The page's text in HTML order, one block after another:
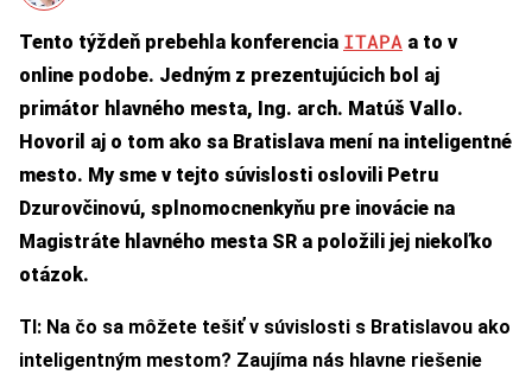
Tento týždeň prebehla konferencia ITAPA a to v
online podobe. Jedným z prezentujúcich bol aj
primátor hlavného mesta, Ing. arch. Matúš Vallo.
Hovoril aj o tom ako sa Bratislava mení na inteligentné
mesto. My sme v tejto súvislosti oslovili Petru
Dzurovčinovú, splnomocnenkyňu pre inovácie na
Magistráte hlavného mesta SR a položili jej niekoľko
otázok.
TI: Na čo sa môžete tešiť v súvislosti s Bratislavou ako
inteligentným mestom? Zaujíma nás hlavne riešenie